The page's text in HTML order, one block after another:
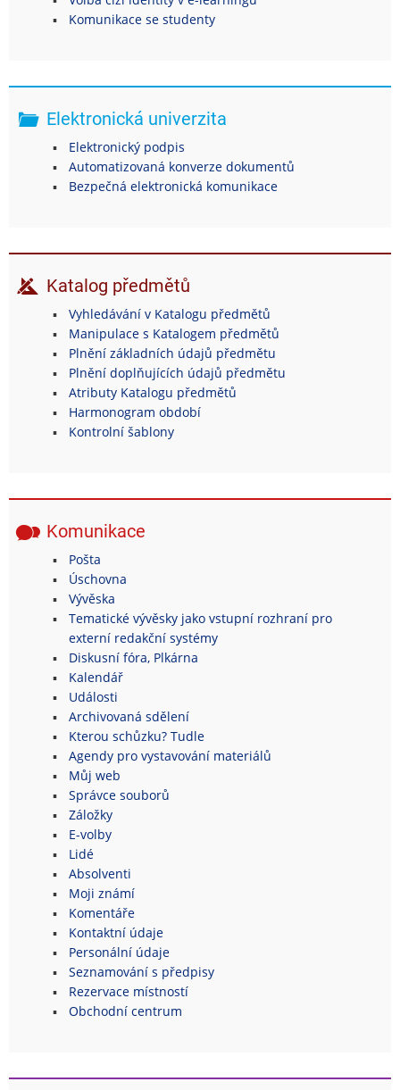
Komunikace se studenty
Elektronická univerzita
Elektronický podpis
Automatizovaná konverze dokumentů
Bezpečná elektronická komunikace
Katalog předmětů
Vyhledávání v Katalogu předmětů
Manipulace s Katalogem předmětů
Plnění základních údajů předmětu
Plnění doplňujících údajů předmětu
Atributy Katalogu předmětů
Harmonogram období
Kontrolní šablony
Komunikace
Pošta
Úschovna
Vývěska
Tematické vývěsky jako vstupní rozhraní pro
externí redakční systémy
Diskusní fóra, Plkárna
Kalendář
Události
Archivovaná sdělení
Kterou schůzku? Tudle
Agendy pro vystavování materiálů
Můj web
Správce souborů
Záložky
E-volby
Lidé
Absolventi
Moji známí
Komentáře
Kontaktní údaje
Personální údaje
Seznamování s předpisy
Rezervace místností
Obchodní centrum